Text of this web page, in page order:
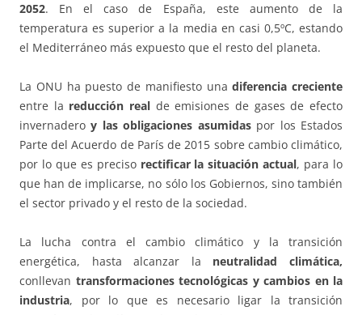
2052. En el caso de España, este aumento de la
temperatura es superior a la media en casi 0,5ºC, estando
el Mediterráneo más expuesto que el resto del planeta.
La ONU ha puesto de manifiesto unadiferencia creciente
entre la reducción real de emisiones de gases de efecto
invernaderoy las obligaciones asumidaspor los Estados
Parte del Acuerdo de París de 2015 sobre cambio climático,
por lo que es preciso rectificar la situación actual, para lo
que han de implicarse, no sólo los Gobiernos, sino también
el sector privado y el resto de la sociedad.
La lucha contra el cambio climático y la transición
energética, hasta alcanzar la neutralidad climática,
conllevan transformaciones tecnológicas y cambios en la
industria, por lo que es necesario ligar la transición